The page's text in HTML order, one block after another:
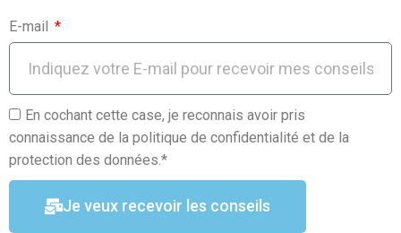
E-mail
En cochant cette case, je reconnais avoir pris
connaissance de la politique de confidentialité et de la
protection des données.*
Je veux recevoir les conseils